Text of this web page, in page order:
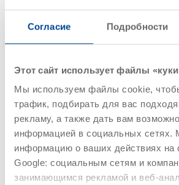
Согласие Подробности
Этот сайт использует файлы
Мы используем файлы cookie,
трафик, подбирать для вас
рекламу, а также дать вам
информацией в социальных сетях.
информацию о ваших действиях на
Google: социальным сетям и
занимающимся рекламой и веб-